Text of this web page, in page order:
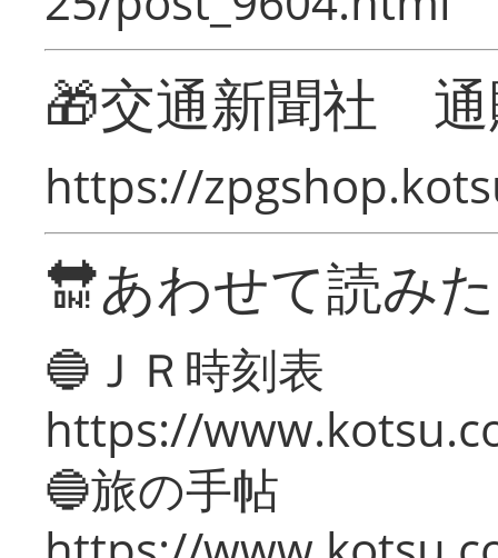
🎁交通新聞社
https://
🔛あわせて読み
🔵ＪＲ時刻表
https://
🔵旅の手帖